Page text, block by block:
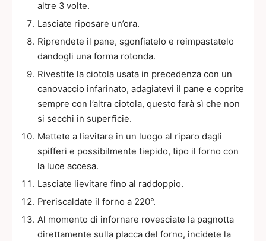
altre 3 volte.
Lasciate riposare un’ora.
Riprendete il pane, sgonfiatelo e reimpastatelo
dandogli una forma rotonda.
Rivestite la ciotola usata in precedenza con un
canovaccio infarinato, adagiatevi il pane e coprite
sempre con l’altra ciotola, questo farà sì che non
si secchi in superficie.
Mettete a lievitare in un luogo al riparo dagli
spifferi e possibilmente tiepido, tipo il forno con
la luce accesa.
Lasciate lievitare fino al raddoppio.
Preriscaldate il forno a 220°.
Al momento di infornare rovesciate la pagnotta
direttamente sulla placca del forno, incidete la